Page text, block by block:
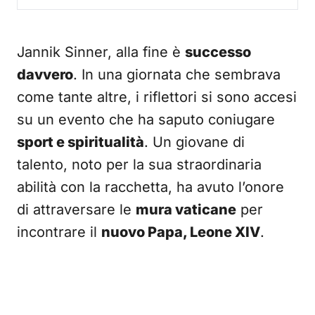
Jannik Sinner, alla fine è successo
davvero. In una giornata che sembrava
come tante altre, i riflettori si sono accesi
su un evento che ha saputo coniugare
sport e spiritualità. Un giovane di
talento, noto per la sua straordinaria
abilità con la racchetta, ha avuto l’onore
di attraversare le mura vaticane per
incontrare il nuovo Papa, Leone XIV.